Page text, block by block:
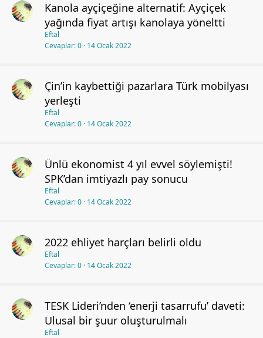
Kanola ayçiçeğine alternatif: Ayçiçek
yağında fiyat artışı kanolaya yöneltti
Eftal
Cevaplar 0 14 Ocak 2022
Çin’in kaybettiği pazarlara Türk mobilyası
yerleşti
Eftal
Cevaplar 0 14 Ocak 2022
Ünlü ekonomist 4 yıl evvel söylemişti!
SPK’dan imtiyazlı pay sonucu
Eftal
Cevaplar 0 14 Ocak 2022
2022 ehliyet harçları belirli oldu
Eftal
Cevaplar 0 14 Ocak 2022
TESK Lideri’nden ‘enerji tasarrufu’ daveti:
Ulusal bir şuur oluşturulmalı
Eftal